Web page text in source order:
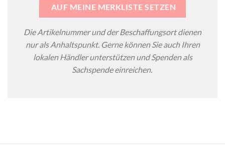
AUF MEINE MERKLISTE SETZEN
Die Artikelnummer und der Beschaffungsort dienen
nur als Anhaltspunkt. Gerne können Sie auch Ihren
lokalen Händler unterstützen und Spenden als
Sachspende einreichen.